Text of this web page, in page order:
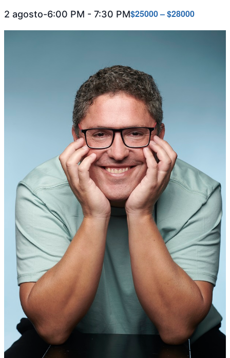
2 agosto-6:00 PM - 7:30 PM$25000 – $28000